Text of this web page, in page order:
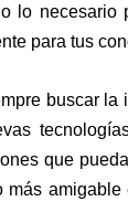
lo
para tus
buscar la
que
más